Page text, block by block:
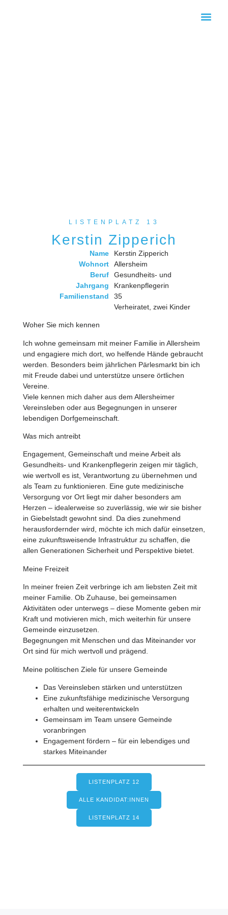
LISTENPLATZ 13
Kerstin Zipperich
Name
Wohnort
Beruf
Jahrgang
Familienstand
Kerstin Zipperich
Allersheim
Gesundheits- und
Krankenpflegerin
35
Verheiratet, zwei Kinder
Woher Sie mich kennen
Ich wohne gemeinsam mit meiner Familie in Allersheim
und engagiere mich dort, wo helfende Hände gebraucht
werden. Besonders beim jährlichen Pärlesmarkt bin ich
mit Freude dabei und unterstütze unsere örtlichen
Vereine.
Viele kennen mich daher aus dem Allersheimer
Vereinsleben oder aus Begegnungen in unserer
lebendigen Dorfgemeinschaft.
Was mich antreibt
Engagement, Gemeinschaft und meine Arbeit als
Gesundheits- und Krankenpflegerin zeigen mir täglich,
wie wertvoll es ist, Verantwortung zu übernehmen und
als Team zu funktionieren. Eine gute medizinische
Versorgung vor Ort liegt mir daher besonders am
Herzen – idealerweise so zuverlässig, wie wir sie bisher
in Giebelstadt gewohnt sind. Da dies zunehmend
herausfordernder wird, möchte ich mich dafür einsetzen,
eine zukunftsweisende Infrastruktur zu schaffen, die
allen Generationen Sicherheit und Perspektive bietet.
Meine Freizeit
In meiner freien Zeit verbringe ich am liebsten Zeit mit
meiner Familie. Ob Zuhause, bei gemeinsamen
Aktivitäten oder unterwegs – diese Momente geben mir
Kraft und motivieren mich, mich weiterhin für unsere
Gemeinde einzusetzen.
Begegnungen mit Menschen und das Miteinander vor
Ort sind für mich wertvoll und prägend.
Meine politischen Ziele für unsere Gemeinde
Das Vereinsleben stärken und unterstützen
Eine zukunftsfähige medizinische Versorgung
erhalten und weiterentwickeln
Gemeinsam im Team unsere Gemeinde
voranbringen
Engagement fördern – für ein lebendiges und
starkes Miteinander
LISTENPLATZ 12
ALLE KANDIDAT:INNEN
LISTENPLATZ 14